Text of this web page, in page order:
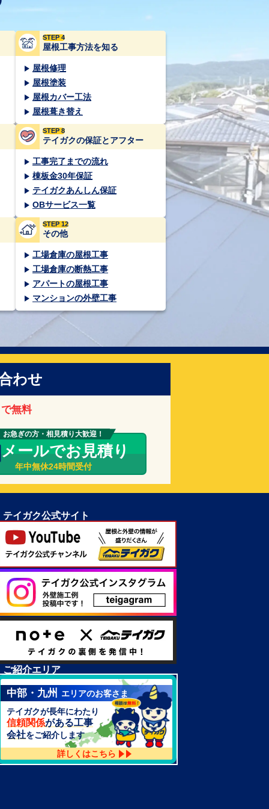
STEP 4
屋根工事方法を知る
屋根修理
屋根塗装
屋根カバー工法
屋根葺き替え
STEP 8
テイガクの保証とアフター
工事完了までの流れ
棟板金30年保証
テイガクあんしん保証
OBサービス一覧
STEP 12
その他
工場倉庫の屋根工事
工場倉庫の断熱工事
アパートの屋根工事
マンションの外壁工事
わせ
無料
お急ぎの方・相見積り大歓迎！
メールでお見積り
年中無休24時間受付
テイガク公式サイト
ご紹介エリア
中部・九州
エリアのお客さま
テイガクが長年にわたり
信頼関係がある工事
会社をご紹介します
詳しくはこちら